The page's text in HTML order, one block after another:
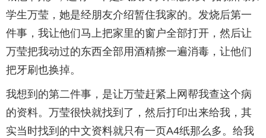
学生万莹，她是经朋友介绍暂住我家的。发烧后第一
件事，我让他们马上把家里的窗户全部打开，然后让
万莹把我动过的东西全部用酒精擦一遍消毒，让他们
把牙刷也换掉。
我想到的第二件事，是让万莹赶紧上网帮我查这个病
的资料。万莹很快就找到了，然后打印出来给我，其
实当时找到的中文资料就只有一页A4纸那么多。给我